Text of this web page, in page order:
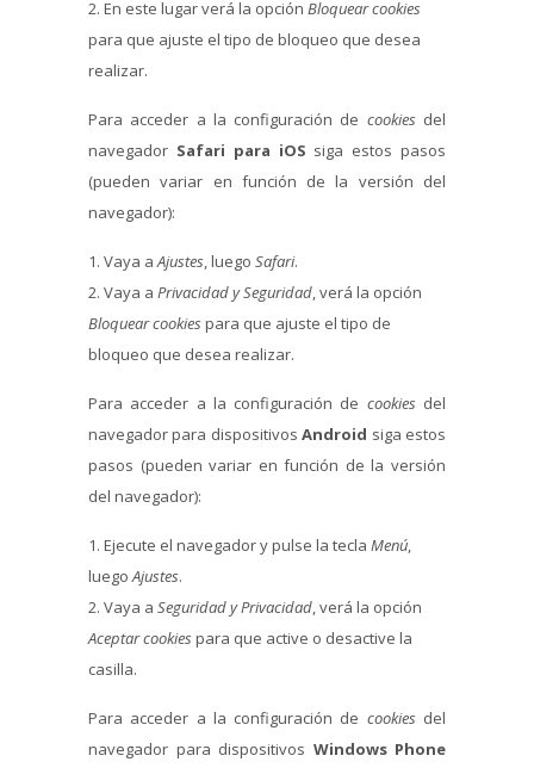
En este lugar verá la opción Bloquear cookies
para que ajuste el tipo de bloqueo que desea
realizar.
Para acceder a la configuración de cookiesdel
navegador Safari para iOS siga estos pasos
(pueden variar en función de la versión del
navegador):
Vaya aAjustes, luego Safari.
Vaya a Privacidad y Seguridad, verá la opción
Bloquear cookiespara que ajuste el tipo de
bloqueo que desea realizar.
Para acceder a la configuración de cookiesdel
navegador para dispositivosAndroid siga estos
pasos (pueden variar en función de la versión
del navegador):
Ejecute el navegador y pulse la tecla Menú,
luegoAjustes.
Vaya a Seguridad y Privacidad, verá la opción
Aceptar cookiespara que active o desactive la
casilla.
Para acceder a la configuración de cookiesdel
navegador para dispositivos Windows Phone